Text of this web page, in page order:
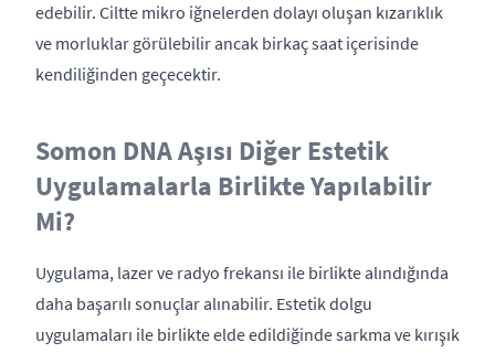
edebilir. Ciltte mikro iğnelerden dolayı oluşan kızarıklık
ve morluklar görülebilir ancak birkaç saat içerisinde
kendiliğinden geçecektir.
Somon DNA Aşısı Diğer Estetik
Uygulamalarla Birlikte Yapılabilir
Mi?
Uygulama, lazer ve radyo frekansı ile birlikte alındığında
daha başarılı sonuçlar alınabilir. Estetik dolgu
uygulamaları ile birlikte elde edildiğinde sarkma ve kırışık